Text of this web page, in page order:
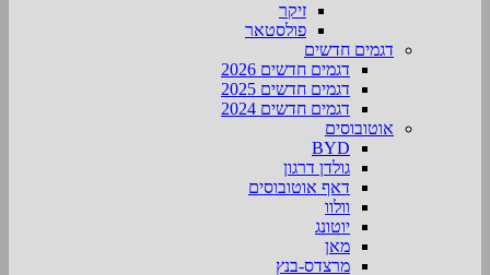
זיקר
פולסטאר
דגמים חדשים
דגמים חדשים 2026
דגמים חדשים 2025
דגמים חדשים 2024
אוטובוסים
BYD
גולדן דרגון
דאף אוטובוסים
וולוו
יוטונג
מאן
מרצדס-בנץ